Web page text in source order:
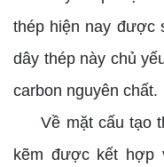
thép hiện nay được
dây thép này chủ
carbon nguyên chất.
Về mặt cấu tạo
kẽm được kết